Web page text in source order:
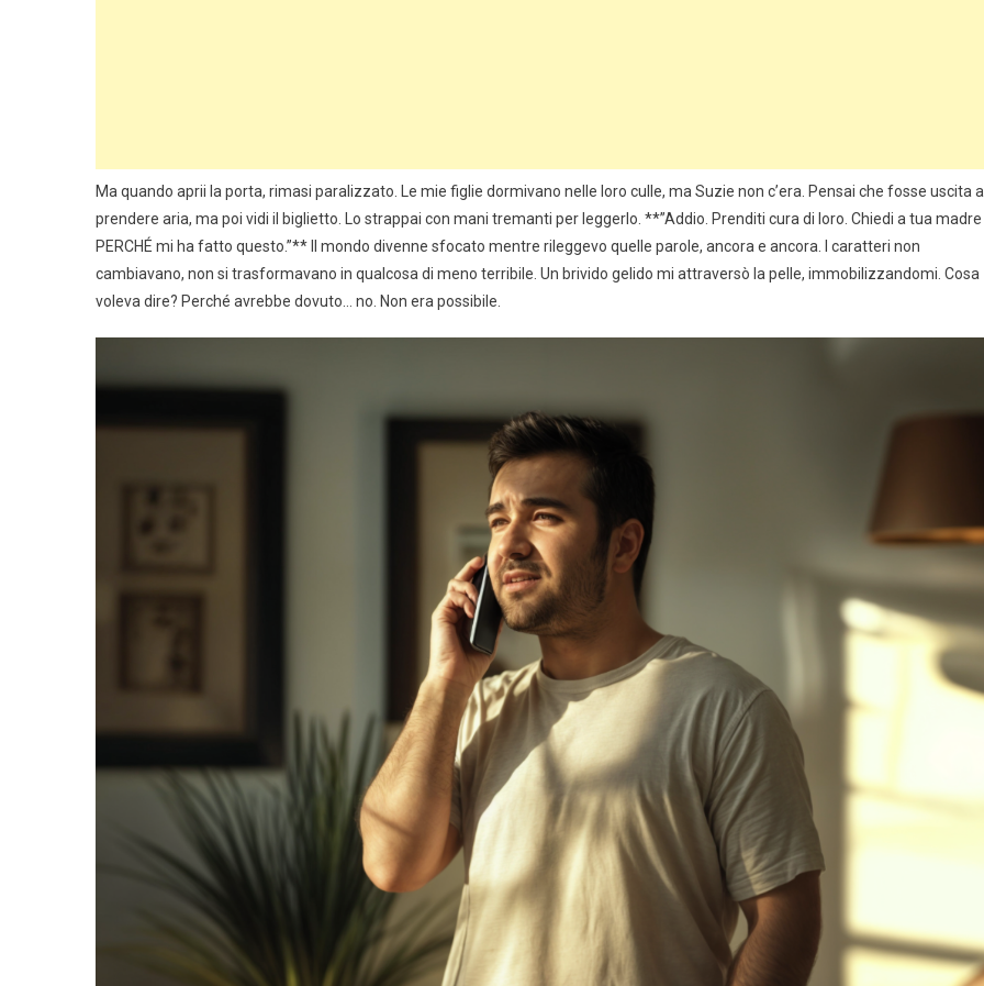
Ma quando aprii la porta, rimasi paralizzato. Le mie figlie dormivano nelle loro culle, ma Suzie non c’era. Pensai che fosse uscita a
prendere aria, ma poi vidi il biglietto. Lo strappai con mani tremanti per leggerlo. **”Addio. Prenditi cura di loro. Chiedi a tua madre
PERCHÉ mi ha fatto questo.”** Il mondo divenne sfocato mentre rileggevo quelle parole, ancora e ancora. I caratteri non
cambiavano, non si trasformavano in qualcosa di meno terribile. Un brivido gelido mi attraversò la pelle, immobilizzandomi. Cosa
voleva dire? Perché avrebbe dovuto… no. Non era possibile.